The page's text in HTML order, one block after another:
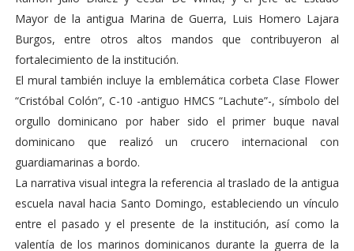
Mayor de la antigua Marina de Guerra, Luis Homero Lajara
Burgos, entre otros altos mandos que contribuyeron al
fortalecimiento de la institución.
El mural también incluye la emblemática corbeta Clase Flower
“Cristóbal Colón”, C-10 -antiguo HMCS “Lachute”-, símbolo del
orgullo dominicano por haber sido el primer buque naval
dominicano que realizó un crucero internacional con
guardiamarinas a bordo.
La narrativa visual integra la referencia al traslado de la antigua
escuela naval hacia Santo Domingo, estableciendo un vínculo
entre el pasado y el presente de la institución, así como la
valentía de los marinos dominicanos durante la guerra de la